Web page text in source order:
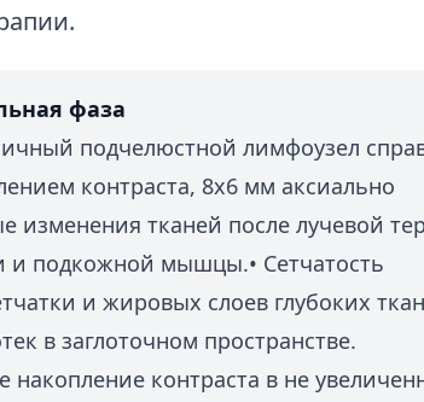
фаза
подчелюстной лимфоузел
контраста, 8х6 мм аксиально
изменения тканей после лучевой
мышцы.• Сетчатость
и жировых слоев глубоких
в заглоточном пространстве.
контраста в не